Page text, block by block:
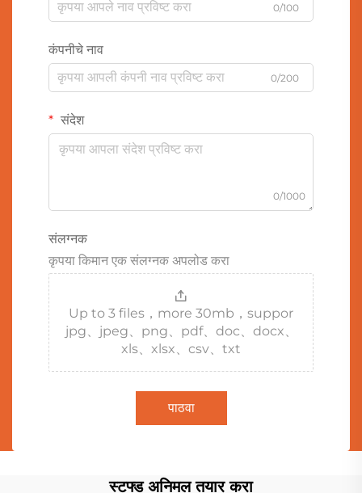
0/100
कंपनीचे नाव
0/200
संदेश
0/1000
संलग्नक
कृपया किमान एक संलग्नक अपलोड करा
Up to 3 files，more 30mb，suppor
jpg、jpeg、png、pdf、doc、docx、
xls、xlsx、csv、txt
पाठवा
स्टफ्ड अनिमल तयार करा